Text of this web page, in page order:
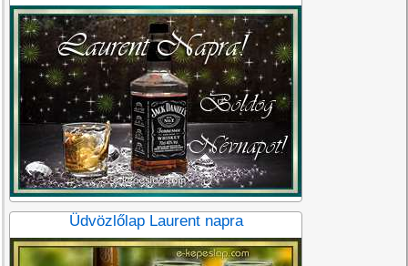
Üdvözlőlap Laurent napra